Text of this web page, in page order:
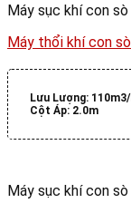
Máy sục khí con
Máy thổi khí con
Lưu Lượng:
Cột Áp: 2.0m
Máy sục khí con